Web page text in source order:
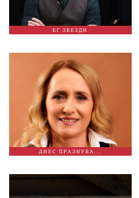
БГ ЗВЕЗДИ
ДНЕС ПРАЗНУВА...